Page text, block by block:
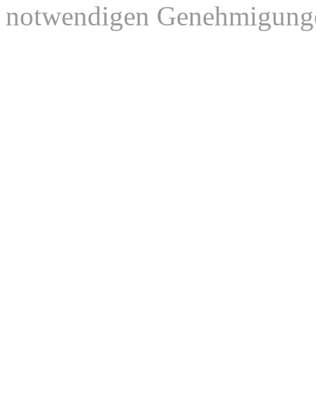
notwendigen